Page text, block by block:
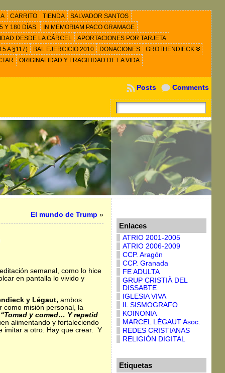
CARRITO TIENDA
SALVADOR SANTOS
Y 180 DÍAS.
IN MEMORIAM PACO GRAMAGE
DESDE LA CÁRCEL
APORTACIONES POR TARJETA
A §117) BAL EJERCICIO 2010 DONACIONES
GROTHENDIECK
ORIGINALIDAD Y FRAGILIDAD DE LA VIDA
Comments
Posts
El mundo de Trump »
semanal, como lo hice
en pantalla lo vivido y
y Légaut, ambos
como misión personal, la
“Tomad y comed… Y repetid
alimentando y fortaleciendo
imitar a otro. Hay que crear. Y
Enlaces
ATRIO 2001-2005
ATRIO 2006-2009
CCP. Aragón
CCP. Granada
FE ADULTA
GRUP CRISTIÀ DEL
DISSABTE
IGLESIA VIVA
IL SISMOGRAFO
KOINONIA
MARCEL LÉGAUT Asoc.
REDES CRISTIANAS
RELIGIÓN DIGITAL
Etiquetas